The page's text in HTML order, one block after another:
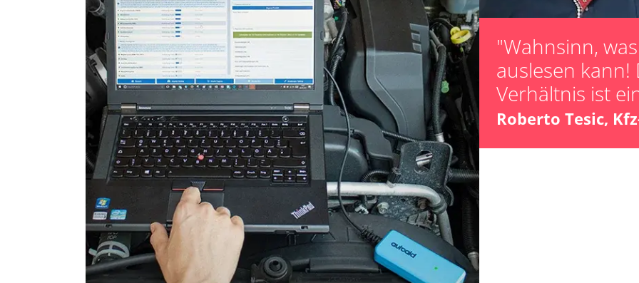
Informationsanzeige
Informationsanzeige Dach
Informationselektronik
Innenraumüberwachung
Klimaanlage
Klimaanlage hinten
Kombiinstrument
Lenkradelektronik
Lenkradwinkel-Sensor
Leuchtweitenregulierung (LWR)
Lichtsteuerung links
Lichtsteuerung rechts
Medienplayer 3
Motorsteuerung (EMS)
Turbolader
Zurücksetzen
"Wahnsinn,
auslesen kann!
Verhältnis ist
Roberto Tesic,